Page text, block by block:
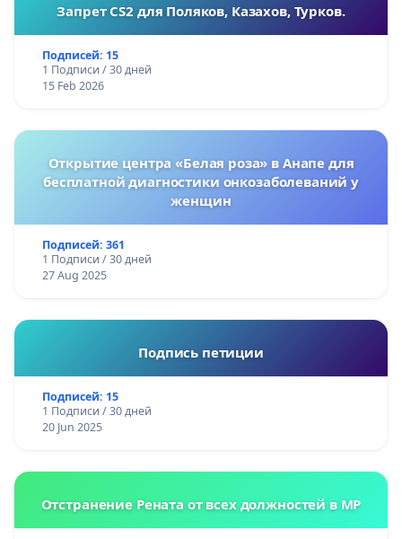
Запрет CS2 для Поляков, Казахов, Турков.
Подписей: 15
1 Подписи / 30 дней
15 Feb 2026
Открытие центра «Белая роза» в Анапе для
бесплатной диагностики онкозаболеваний у
женщин
Подписей: 361
1 Подписи / 30 дней
27 Aug 2025
Подпись петиции
Подписей: 15
1 Подписи / 30 дней
20 Jun 2025
Отстранение Рената от всех должностей в МР